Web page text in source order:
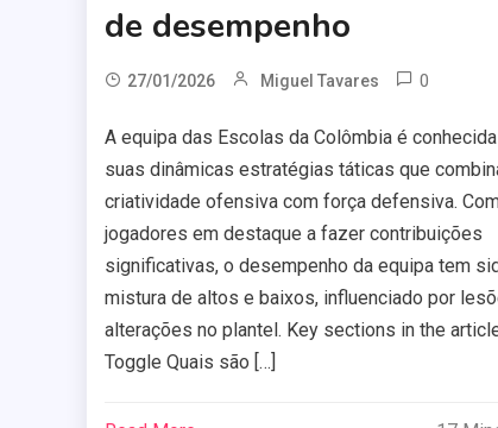
de desempenho
27/01/2026 Miguel Tavares 0
A equipa das Escolas da Colômbia é
suas dinâmicas estratégias táticas que
criatividade ofensiva com força defensiva.
jogadores em destaque a fazer contribuições
significativas, o desempenho da equipa tem
mistura de altos e baixos, influenciado por
alterações no plantel. Key sections in the
Toggle Quais são […]